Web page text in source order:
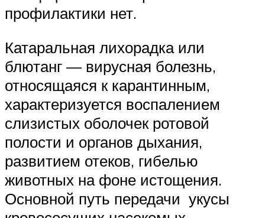
профилактики нет.
Катаральная лихорадка или
блютанг — вирусная болезнь,
относящаяся к карантинным,
характеризуется воспалением
слизистых оболочек ротовой
полости и органов дыхания,
развитием отеков, гибелью
животных на фоне истощения.
Основной путь передачи укусы